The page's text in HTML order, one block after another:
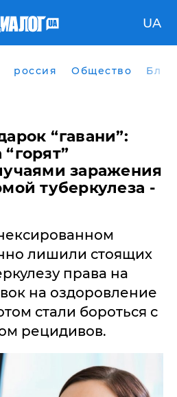
UA
россия Общество
“гавани”:
заражения
туберкулеза -
лишили стоящих
права на
на оздоровление
стали бороться с
рецидивов.